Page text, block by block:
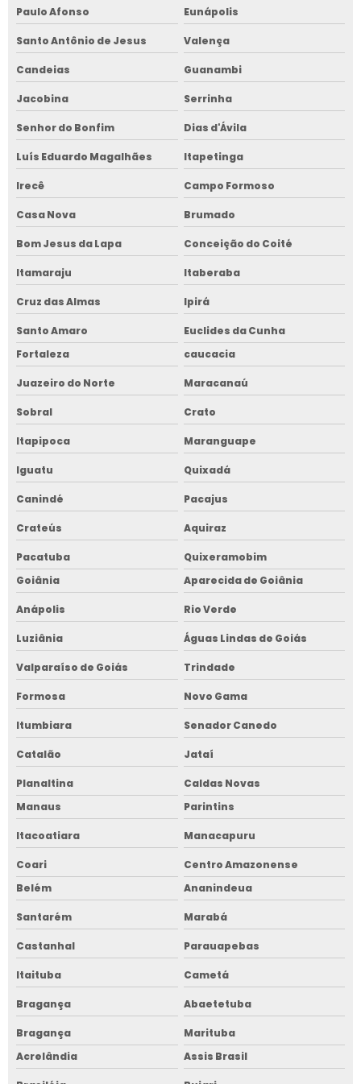
Paulo Afonso Eunápolis
Santo Antônio de Jesus Valença
Candeias Guanambi
Jacobina Serrinha
Senhor do Bonfim Dias d'Ávila
Luís Eduardo Magalhães Itapetinga
Irecê Campo Formoso
Casa Nova Brumado
Bom Jesus da Lapa Conceição do Coité
Itamaraju Itaberaba
Cruz das Almas Ipirá
Santo Amaro
Euclides da Cunha
Fortaleza
caucacia
Juazeiro do Norte Maracanaú
Sobral Crato
Itapipoca Maranguape
Iguatu Quixadá
Canindé Pacajus
Crateús Aquiraz
Pacatuba
Quixeramobim
Goiânia
Aparecida de Goiânia
Anápolis Rio Verde
Luziânia Águas Lindas de Goiás
Valparaíso de Goiás Trindade
Formosa Novo Gama
Itumbiara Senador Canedo
Catalão Jataí
Planaltina
Caldas Novas
Manaus
Parintins
Itacoatiara Manacapuru
Coari
Centro Amazonense
Belém
Ananindeua
Santarém Marabá
Castanhal Parauapebas
Itaituba Cametá
Bragança Abaetetuba
Bragança
Marituba
Acrelândia
Assis Brasil